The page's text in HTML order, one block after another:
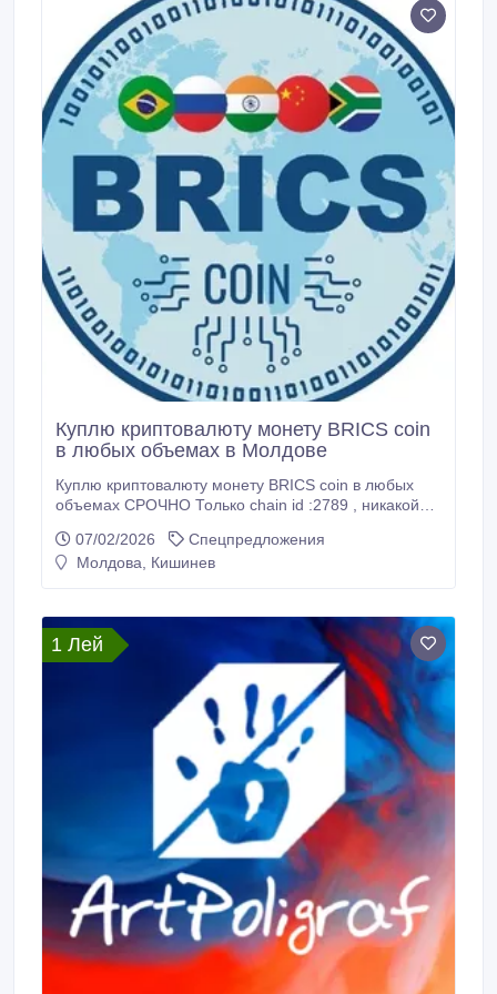
методик.
Куплю криптовалюту монету BRICS coin
в любых объемах в Молдове
Куплю криптовалюту монету BRICS coin в любых
объемах СРОЧНО Только chain id :2789 , никакой
присейла еще нет но разработчики слышал
продают, ищем как купить.
07/02/2026
Спецпредложения
Молдова, Кишинев
1 Лей